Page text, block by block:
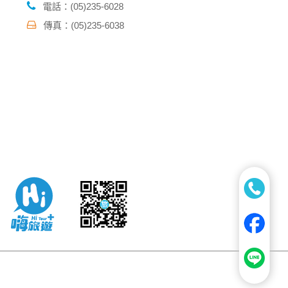
電話：(05)235-6028
傳真：(05)235-6038